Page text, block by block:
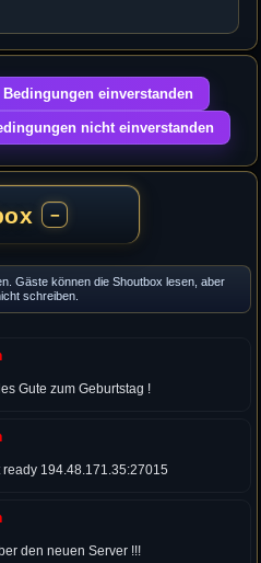
−
Gäste können die Shoutbox lesen, aber
schreiben.
Gute zum Geburtstag !
ready 194.48.171.35:27015
den neuen Server !!!